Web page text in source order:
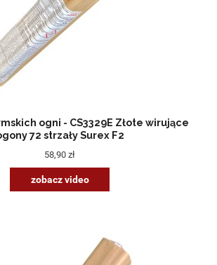
ogni - CS3329E Złote wirujące
72 strzały Surex F2
58,90 zł
zobacz video